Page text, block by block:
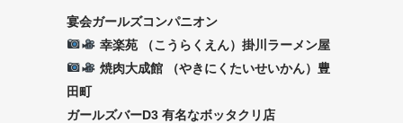
宴会ガールズコンパニオン
幸楽苑 （こうらくえん）掛川ラーメン屋
焼肉大成館 （やきにくたいせいかん）豊
田町
ガールズバーD3 有名なボッタクリ店